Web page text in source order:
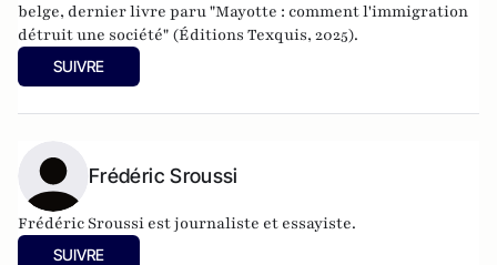
belge, dernier livre paru "Mayotte : comment l'immigration
détruit une société" (Éditions Texquis, 2025).
SUIVRE
Frédéric Sroussi
Frédéric Sroussi est journaliste et essayiste.
SUIVRE